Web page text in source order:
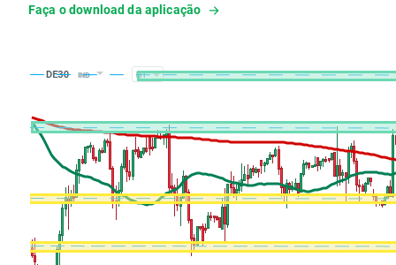
Faça o download da aplicação